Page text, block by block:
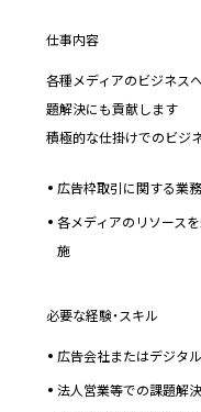
仕事内容
各種メディアのビジネス
題解決にも貢献します
積極的な仕掛けでのビジ
広告枠取引に関する業
各メディアのリソース
施
必要な経験・スキル
広告会社またはデジタ
法人営業等での課題解